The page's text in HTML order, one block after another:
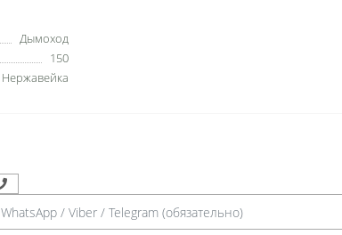
Дымоход
150
Нержавейка